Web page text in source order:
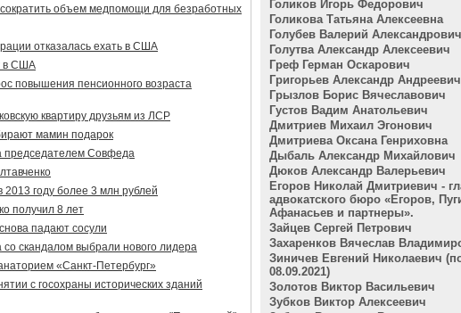
объем медпомощи для безработных
отказалась ехать в США
в США
повышения пенсионного возраста
квартиру друзьям из ЛСР
мамин подарок
председателем Совфеда
2013 году более 3 млн рублей
получил 8 лет
падают сосули
скандалом выбрали нового лидера
«Санкт-Петербург»
с госохраны исторических зданий
Голиков Игорь Федорович
Голикова Татьяна Алексеевна
Голубев Валерий Александрович
Голутва Александр Алексеевич
Греф Герман Оскарович
Григорьев Александр Андреевич
Грызлов Борис Вячеславович
Густов Вадим Анатольевич
Дмитриев Михаил Эгонович
Дмитриева Оксана Генриховна
Дыбаль Александр Михайлович
Дюков Александр Валерьевич
Егоров Николай Дмитриевич -
адвокатского бюро «Егоров,
Афанасьев и партнеры».
Зайцев Сергей Петрович
Захаренков Вячеслав
Зиничев Евгений Николаевич
08.09.2021)
Золотов Виктор Васильевич
Зубков Виктор Алексеевич